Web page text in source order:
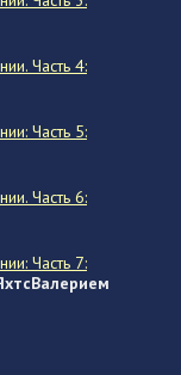
Часть 4:
Часть 5:
Часть 6:
Часть 7: